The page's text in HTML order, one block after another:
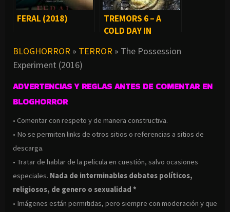
FERAL (2018)
TREMORS 6 – A
COLD DAY IN
BLOGHORROR » TERROR » The Possession
Experiment (2016)
ADVERTENCIAS Y REGLAS ANTES DE COMENTAR EN
BLOGHORROR
• Comentar con respeto y de manera constructiva.
• No se permiten links de otros sitios o referencias a sitios de
descarga.
• Tratar de hablar de la pelicula en cuestión, salvo ocasiones
especiales. Nada de interminables debates políticos,
religiosos, de genero o sexualidad *
• Imágenes están permitidas, pero siempre con moderación y que